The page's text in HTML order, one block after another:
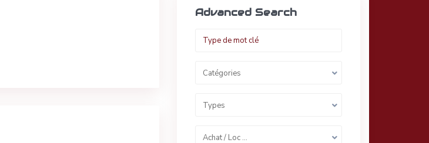
Advanced Search
Catégories
Types
Achat / Loc …